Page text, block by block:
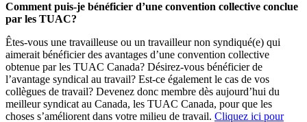
Comment puis-je bénéficier d’une convention collective conclue
par les TUAC?
Êtes-vous une travailleuse ou un travailleur non syndiqué(e) qui
aimerait bénéficier des avantages d’une convention collective
obtenue par les TUAC Canada? Désirez-vous bénéficier de
l’avantage syndical au travail? Est-ce également le cas de vos
collègues de travail? Devenez donc membre dès aujourd’hui du
meilleur syndicat au Canada, les TUAC Canada, pour que les
choses s’améliorent dans votre milieu de travail. Cliquez ici pour